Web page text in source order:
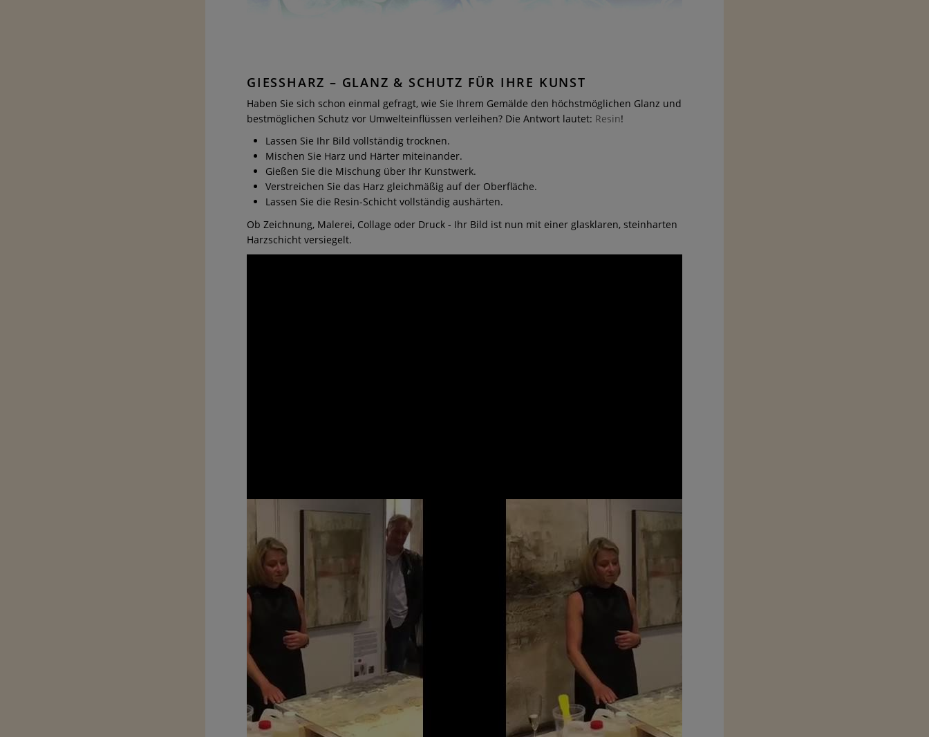
GIESSHARZ – GLANZ & SCHUTZ FÜR IHRE KUNST
Haben Sie sich schon einmal gefragt, wie Sie Ihrem Gemälde den höchstmöglichen Glanz und
bestmöglichen Schutz vor Umwelteinflüssen verleihen? Die Antwort lautet: Resin!
Lassen Sie Ihr Bild vollständig trocknen.
Mischen Sie Harz und Härter miteinander.
Gießen Sie die Mischung über Ihr Kunstwerk.
Verstreichen Sie das Harz gleichmäßig auf der Oberfläche.
Lassen Sie die Resin-Schicht vollständig aushärten.
Ob Zeichnung, Malerei, Collage oder Druck - Ihr Bild ist nun mit einer glasklaren, steinharten
Harzschicht versiegelt.